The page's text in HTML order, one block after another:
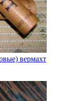
вермахт